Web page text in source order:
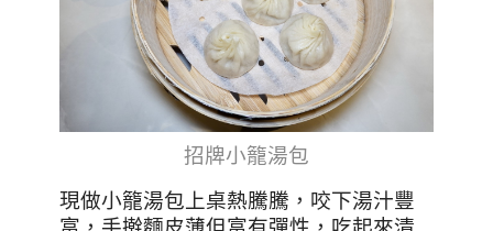
招牌小籠湯包
現做小籠湯包上桌熱騰騰，咬下湯汁豐